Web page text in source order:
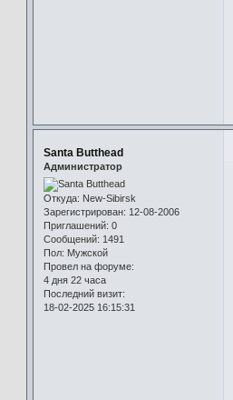
Santa Butthead
Администратор
Откуда: New-Sibirsk
Зарегистрирован: 12-08-2006
Приглашений: 0
Сообщений: 1491
Пол: Мужской
Провел на форуме:
4 дня 22 часа
Последний визит:
18-02-2025 16:15:31